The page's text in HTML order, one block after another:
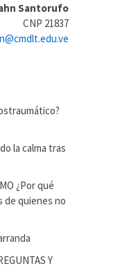
Santorufo
CNP 21837
la calma tras
¿Por qué
de quienes no
Y